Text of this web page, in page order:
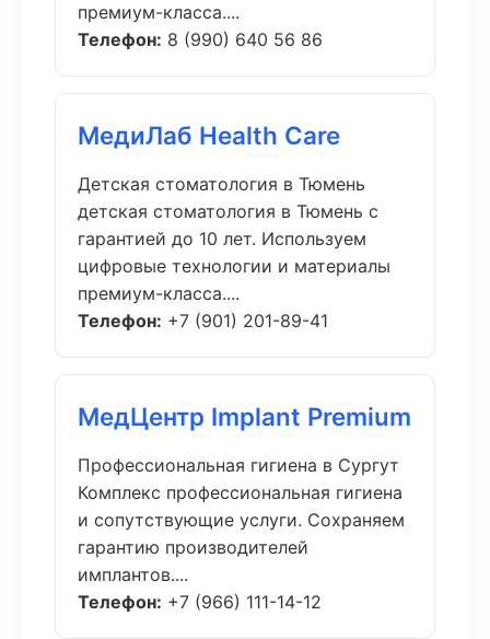
премиум-класса....
Телефон: 8 (990) 640 56 86
МедиЛаб Health Care
Детская стоматология в Тюмень
детская стоматология в Тюмень с
гарантией до 10 лет. Используем
цифровые технологии и материалы
премиум-класса....
Телефон: +7 (901) 201-89-41
МедЦентр Implant Premium
Профессиональная гигиена в Сургут
Комплекс профессиональная гигиена
и сопутствующие услуги. Сохраняем
гарантию производителей
имплантов....
Телефон: +7 (966) 111-14-12